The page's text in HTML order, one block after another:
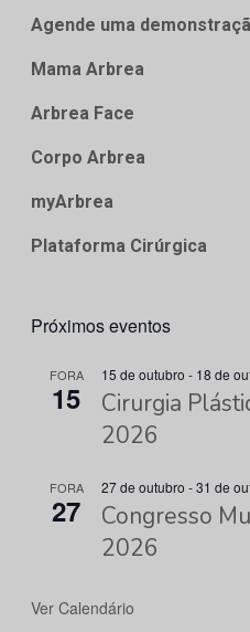
Agende uma
Mama Arbrea
Arbrea Face
Corpo Arbrea
myArbrea
Plataforma Cirúrgica
Próximos eventos
FORA
15
15 de outubro - 18 de
Cirurgia
2026
FORA
27
27 de outubro -31 de
Congresso
2026
Ver Calendário